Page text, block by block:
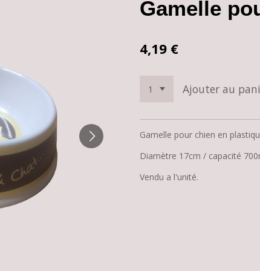
Gamelle
4,19 €
Ajouter au
Gamelle pour chien en
Diamètre 17cm / capacité
Vendu a l'unité.